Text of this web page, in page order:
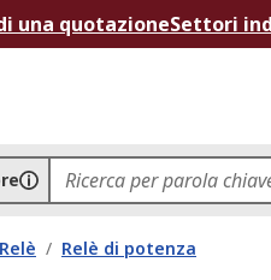
una quotazioneSettori
Relè / Relè di potenza